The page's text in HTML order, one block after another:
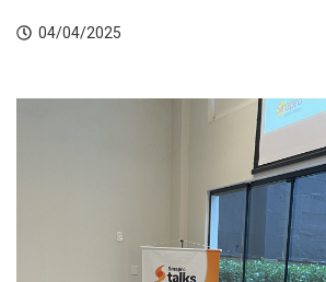
04/04/2025